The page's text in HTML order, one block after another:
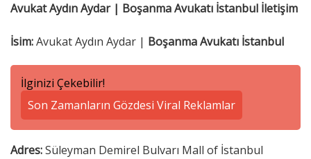
Avukat Aydın Aydar | Boşanma Avukatı İstanbul İletişim
İsim:Avukat Aydın Aydar | Boşanma Avukatı İstanbul
İlginizi Çekebilir!
Son Zamanların Gözdesi Viral Reklamlar
Adres:Süleyman Demirel Bulvarı Mall of İstanbul